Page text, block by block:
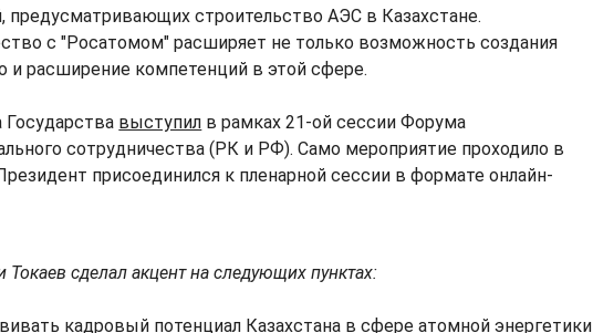
предусматривающих строительство АЭС в Казахстане.
с "Росатомом" расширяет не только возможность создания
и расширение компетенций в этой сфере.
Государства выступил в рамках 21-ой сессии Форума
сотрудничества (РК и РФ). Само мероприятие проходило в
присоединился к пленарной сессии в формате онлайн-
Токаев сделал акцент на следующих пунктах:
кадровый потенциал Казахстана в сфере атомной энергетики